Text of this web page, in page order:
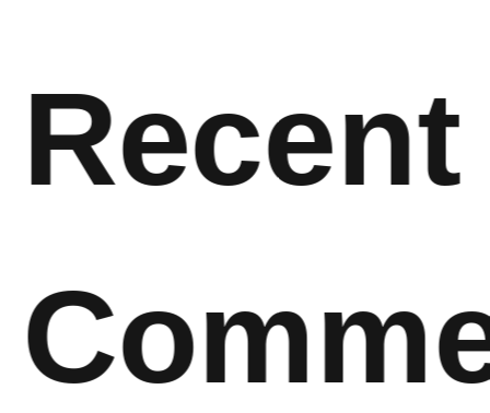
Recent